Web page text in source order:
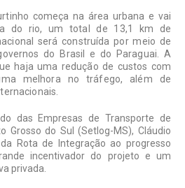
começa na área urbana e vai
do rio, um total de 13,1 km de
será construída por meio de
do Brasil e do Paraguai. A
haja uma redução de custos com
melhora no tráfego, além de
das Empresas de Transporte de
Grosso do Sul (Setlog-MS), Cláudio
Rota de Integração ao progresso
incentivador do projeto e um
privada.